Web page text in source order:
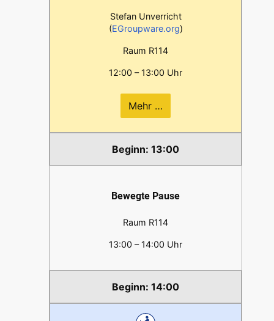
Stefan Unverricht
(EGroupware.org)
Raum R114
12:00 – 13:00 Uhr
Mehr …
13:00
Bewegte Pause
Raum R114
13:00 – 14:00 Uhr
14:00